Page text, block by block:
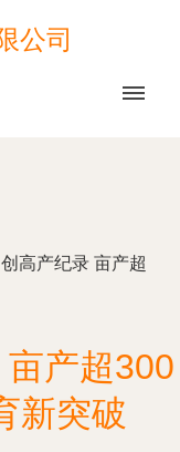
公司
高产纪录 亩产超
产超300
新突破